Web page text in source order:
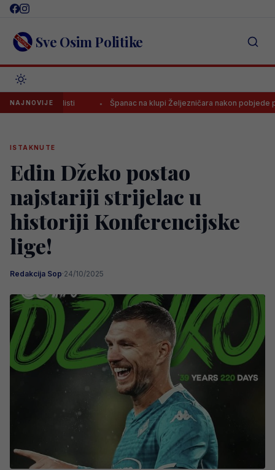
Skip
content Sve Osim Politike
NAJNOVIJE
A listi Španac na klupi Željezničara nakon pobjede poslao jasnu
ISTAKNUTE
Edin Džeko postao
najstariji strijelac u
historiji Konferencijske
lige!
Redakcija Sop·24/10/2025